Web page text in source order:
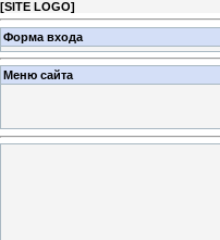
[SITE LOGO]
Форма входа
Меню сайта